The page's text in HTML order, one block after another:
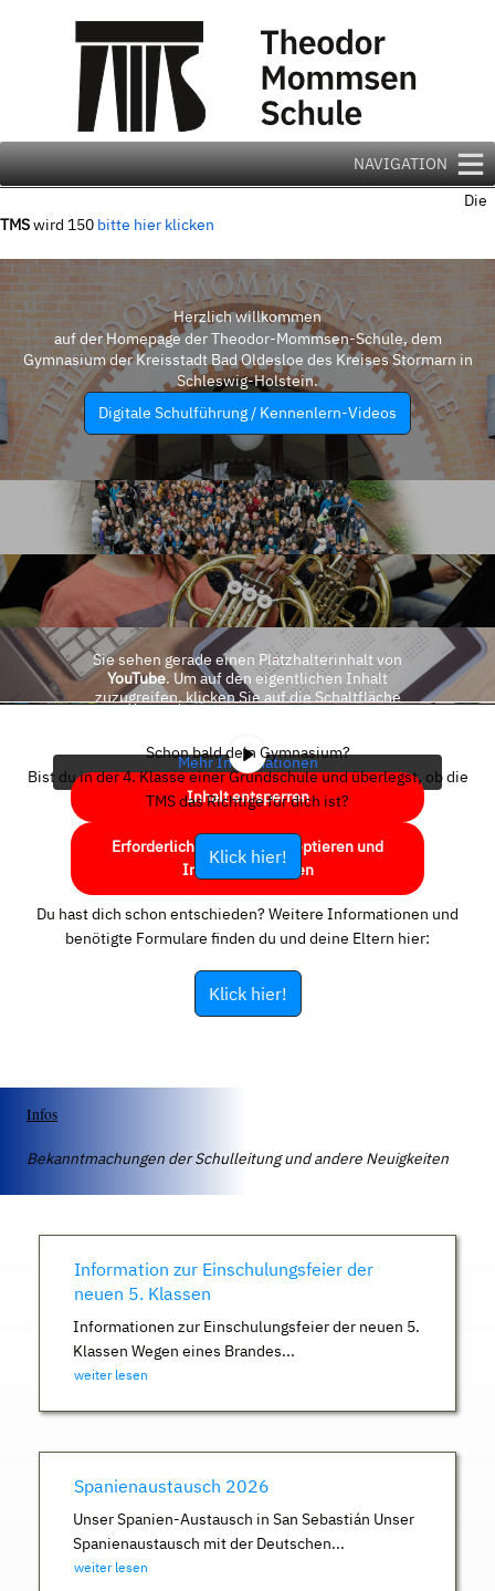
NAVIGATION
Die
TMSwird 150 bitte hier klicken
Herzlich willkommen
auf der Homepage der Theodor-Mommsen-Schule, dem
Gymnasium der Kreisstadt Bad Oldesloe des Kreises Stormarn in
Schleswig-Holstein.
Digitale Schulführung / Kennenlern-Videos
Sie sehen gerade einen Platzhalterinhalt von
YouTube. Um auf den eigentlichen Inhalt
zuzugreifen, klicken Sie auf die Schaltfläche
Mehr Informationen
Inhalt entsperren
Erforderlichen Service akzeptieren und
Inhalte entsperren
Schon bald dein Gymnasium?
Bist du in der 4. Klasse einer Grundschule und überlegst, ob die
TMS das Richtige für dich ist?
Klick hier!
Du hast dich schon entschieden? Weitere Informationen und
benötigte Formulare finden du und deine Eltern hier:
Klick hier!
Infos
Bekanntmachungen der Schulleitung und andere Neuigkeiten
Information zur Einschulungsfeier der
neuen 5. Klassen
Informationen zur Einschulungsfeier der neuen 5.
Klassen Wegen eines Brandes...
weiter lesen
Spanienaustausch 2026
Unser Spanien-Austausch in San Sebastián Unser
Spanienaustausch mit der Deutschen...
weiter lesen